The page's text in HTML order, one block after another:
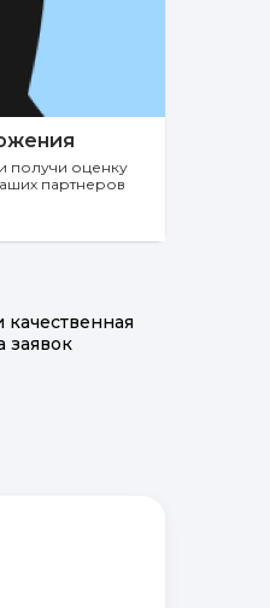
получи оценку
партнеров
качественная
заявок